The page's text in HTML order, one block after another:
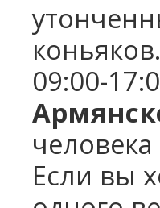
09:00-
человека
Если вы